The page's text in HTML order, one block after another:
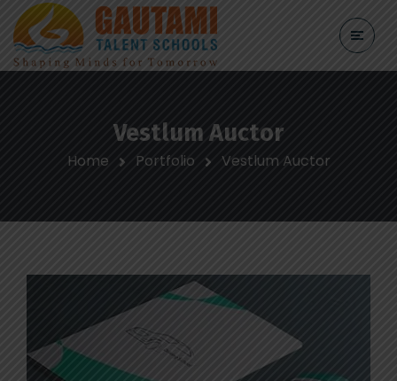
Vestlum Auctor
Home Portfolio Vestlum Auctor